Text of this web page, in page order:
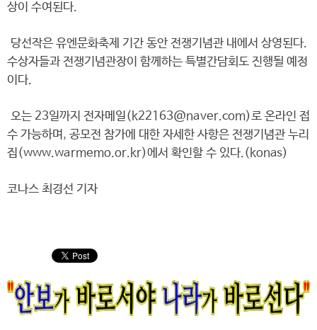
상이 수여된다.
당선작은 유엔문화축제 기간 동안 전쟁기념관 내에서 상영된다.
수상자들과 전쟁기념관장이 함께하는 특별간담회도 진행될 예정
이다.
오는 23일까지 전자메일(k22163@naver.com)로 온라인 접
수 가능하며, 공모전 참가에 대한 자세한 사항은 전쟁기념관 누리
집(www.warmemo.or.kr)에서 확인할 수 있다.(konas)
코나스 최경선 기자